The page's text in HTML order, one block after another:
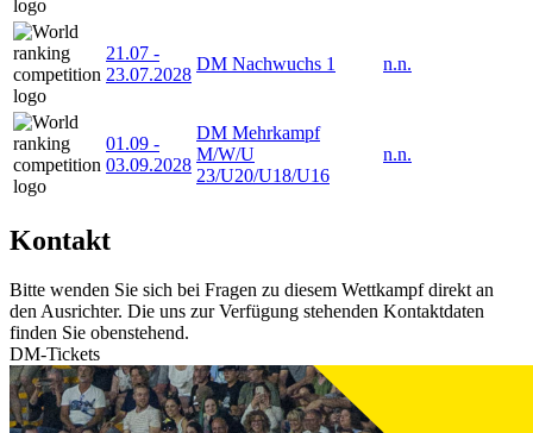
21.07 -
23.07.2028
DM Nachwuchs 1 n.n.
01.09 -
03.09.2028
DM Mehrkampf
M/W/U
23/U20/U18/U16
n.n.
Kontakt
Bitte wenden Sie sich bei Fragen zu diesem Wettkampf direkt an
den Ausrichter. Die uns zur Verfügung stehenden Kontaktdaten
finden Sie obenstehend.
DM-Tickets